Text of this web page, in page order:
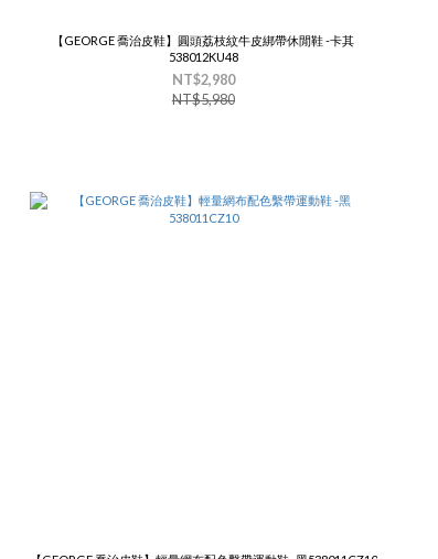
【GEORGE 喬治皮鞋】圓頭荔枝紋牛皮綁帶休閒鞋 -卡其
538012KU48
NT$2,980
NT$5,980